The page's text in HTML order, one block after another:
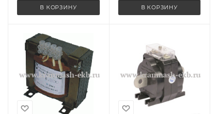
В КОРЗИНУ В КОРЗИНУ